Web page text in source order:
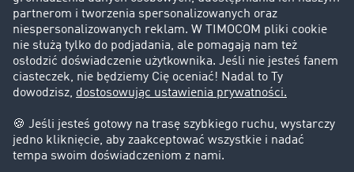
Informacje prawne
Impressum
OWU
Ochrona danych
Ustawienia plików cookies